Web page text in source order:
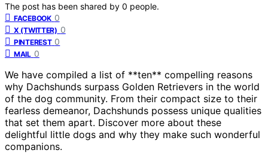
The post has been shared by 0 people.
FACEBOOK 0
X (TWITTER) 0
PINTEREST 0
MAIL 0
We have compiled a list of **ten** compelling reasons
why Dachshunds surpass Golden Retrievers in the world
of the dog community. From their compact size to their
fearless demeanor, Dachshunds possess unique qualities
that set them apart. Discover more about these
delightful little dogs and why they make such wonderful
companions.